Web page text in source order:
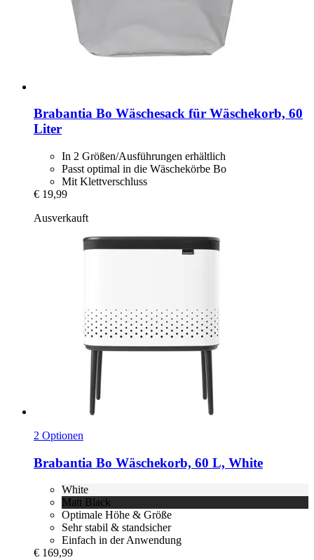
Brabantia Bo Wäschesack für Wäschekorb, 60
Liter
In 2 Größen/Ausführungen erhältlich
Passt optimal in die Wäschekörbe Bo
Mit Klettverschluss
€ 19,99
Ausverkauft
2 Optionen
Brabantia Bo Wäschekorb, 60 L, White
White
Matt Black
Optimale Höhe & Größe
Sehr stabil & standsicher
Einfach in der Anwendung
€ 169,99